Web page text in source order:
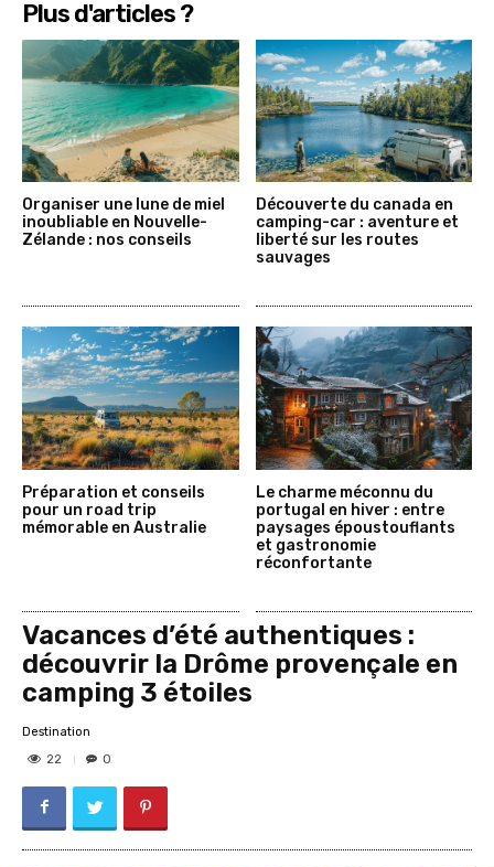
Plus d'articles ?
Organiser une lune de miel
inoubliable en Nouvelle-
Zélande : nos conseils
Découverte du canada en
camping-car : aventure et
liberté sur les routes
sauvages
Préparation et conseils
pour un road trip
mémorable en Australie
Le charme méconnu du
portugal en hiver : entre
paysages époustouflants
et gastronomie
réconfortante